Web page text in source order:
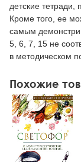
детские
Кроме того, ее
самым
5, 6, 7, 15 не
в методическом
Похожие